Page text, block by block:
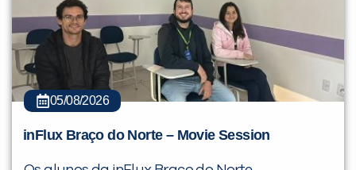
05/08/2026
inFlux Braço do Norte – Movie Session